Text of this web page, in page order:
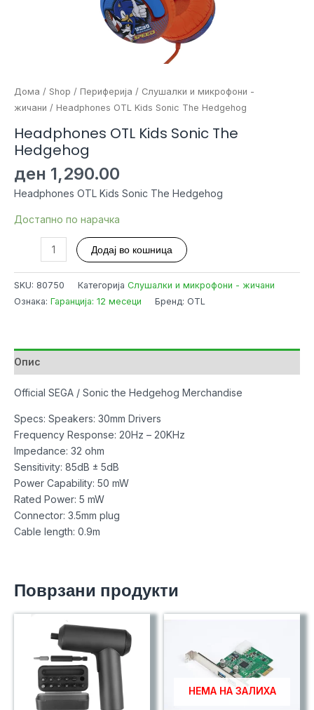
Дома / Shop / Периферија / Слушалки и микрофони -
жичани / Headphones OTL Kids Sonic The Hedgehog
Headphones OTL Kids Sonic The
Hedgehog
ден 1,290.00
Headphones OTL Kids Sonic The Hedgehog
Достапно по нарачка
Headphones
Kids
Додај во кошница
SKU: 80750 Категорија Слушалки и микрофони - жичани
Ознака: Гаранција: 12 месеци Бренд: OTL
Опис
Official SEGA / Sonic the Hedgehog Merchandise
Specs: Speakers: 30mm Drivers
Frequency Response: 20Hz – 20KHz
Impedance: 32 ohm
Sensitivity: 85dB ± 5dB
Power Capability: 50 mW
Rated Power: 5 mW
Connector: 3.5mm plug
Cable length: 0.9m
Поврзани продукти
НЕМА НА ЗАЛИХА